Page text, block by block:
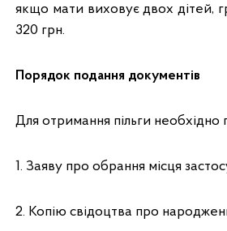
якщо мати виховує двох дітей,
320 грн.
Порядок подання документів
Для отримання пільги
1. Заяву про обрання місця
2. Копію свідоцтва про